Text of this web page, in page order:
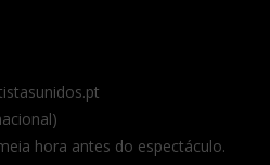
hora antes do espectáculo.